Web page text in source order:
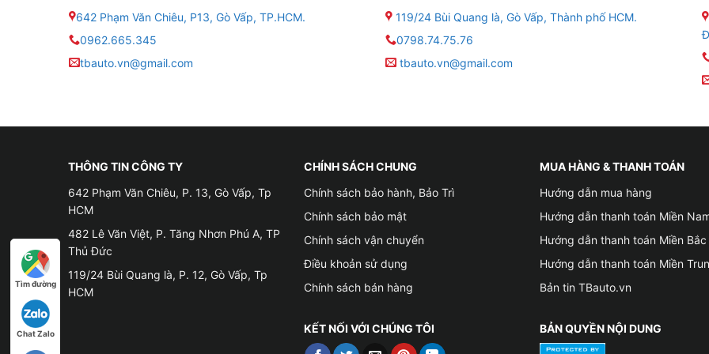
Địa chỉ lắp camera hành trình cho xe VinFast VF3 uy tín tại Gò Vấp
642 Phạm Văn Chiêu, P13, Gò Vấp, TP.HCM.
0962.665.345
tbauto.vn@gmail.com
119/24 Bùi Quang là, Gò Vấp, Thành phố HCM.
0798.74.75.76
tbauto.vn@gmail.com
THÔNG TIN CÔNG TY
642 Phạm Văn Chiêu, P. 13, Gò Vấp, Tp
HCM
482 Lê Văn Việt, P. Tăng Nhơn Phú A, TP
Thủ Đức
119/24 Bùi Quang là, P. 12, Gò Vấp, Tp
HCM
CHÍNH SÁCH CHUNG
Chính sách bảo hành, Bảo Trì
Chính sách bảo mật
Chính sách vận chuyển
Điều khoản sử dụng
Chính sách bán hàng
MUA HÀNG & THANH TOÁN
Hướng dẫn mua hàng
Hướng dẫn thanh toán Miền
Hướng dẫn thanh toán Miền Bắc
Hướng dẫn thanh toán Miền
Bản tin TBauto.vn
KẾT NỐI VỚI CHÚNG TÔI BẢN QUYỀN NỘI DUNG
Tìm đường
Chat Zalo